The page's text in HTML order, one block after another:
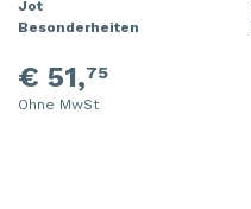
Jot
Besonderheiten
€ 51,75
Ohne MwSt